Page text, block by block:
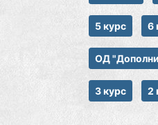
5 курс 6
ОД
3 курс 2